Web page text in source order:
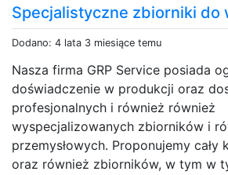
Specjalistyczne zbiorniki do
Dodano: 4 lata 3 miesiące temu
Nasza firma GRP Service posiada
doświadczenie w produkcji oraz
profesjonalnych i również również
wyspecjalizowanych zbiorników i
przemysłowych. Proponujemy cały
oraz również zbiorników, w tym w